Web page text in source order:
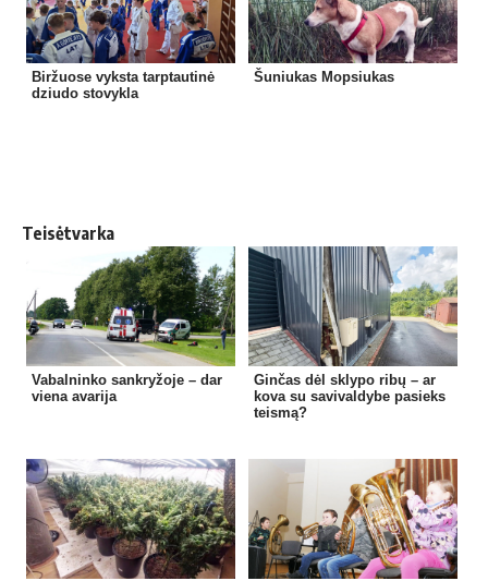
Biržuose vyksta tarptautinė
dziudo stovykla
Šuniukas Mopsiukas
Teisėtvarka
Vabalninko sankryžoje – dar
viena avarija
Ginčas dėl sklypo ribų – ar
kova su savivaldybe pasieks
teismą?